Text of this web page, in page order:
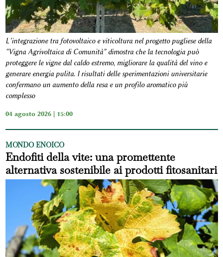
L’integrazione tra fotovoltaico e viticoltura nel progetto pugliese della
“Vigna Agrivoltaica di Comunità” dimostra che la tecnologia può
proteggere le vigne dal caldo estremo, migliorare la qualità del vino e
generare energia pulita. I risultati delle sperimentazioni universitarie
confermano un aumento della resa e un profilo aromatico più
complesso
04 agosto 2026 | 15:00
MONDO ENOICO
Endofiti della vite: una promettente
alternativa sostenibile ai prodotti fitosanitari